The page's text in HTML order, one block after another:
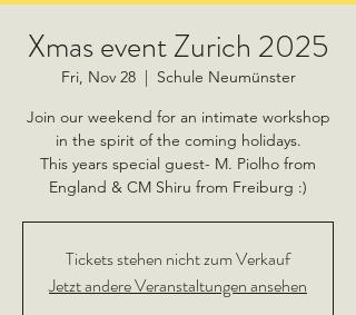
Xmas event Zurich 2025
Fri, Nov 28
  |
Schule Neumünster
Join our weekend for an intimate workshop
in the spirit of the coming holidays.
This years special guest- M. Piolho from
England & CM Shiru from Freiburg :)
Tickets stehen nicht zum Verkauf
Jetzt andere Veranstaltungen ansehen